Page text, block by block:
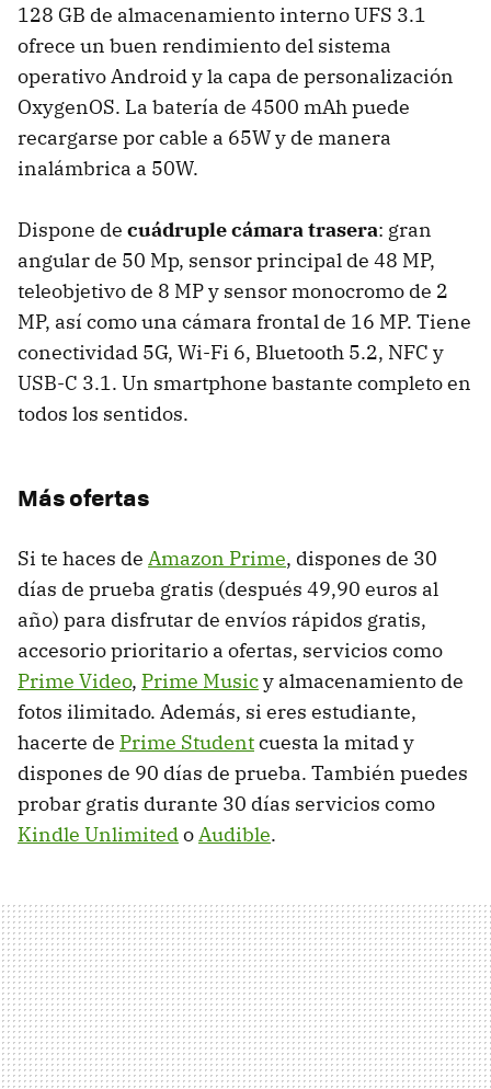
128 GB de almacenamiento interno UFS 3.1
ofrece un buen rendimiento del sistema
operativo Android y la capa de personalización
OxygenOS. La batería de 4500 mAh puede
recargarse por cable a 65W y de manera
inalámbrica a 50W.
Dispone de cuádruple cámara trasera: gran
angular de 50 Mp, sensor principal de 48 MP,
teleobjetivo de 8 MP y sensor monocromo de 2
MP, así como una cámara frontal de 16 MP. Tiene
conectividad 5G, Wi-Fi 6, Bluetooth 5.2, NFC y
USB-C 3.1. Un smartphone bastante completo en
todos los sentidos.
Más ofertas
Si te haces de Amazon Prime, dispones de 30
días de prueba gratis (después 49,90 euros al
año) para disfrutar de envíos rápidos gratis,
accesorio prioritario a ofertas, servicios como
Prime Video, Prime Musicy almacenamiento de
fotos ilimitado. Además, si eres estudiante,
hacerte de Prime Studentcuesta la mitad y
dispones de 90 días de prueba. También puedes
probar gratis durante 30 días servicios como
Kindle UnlimitedoAudible.